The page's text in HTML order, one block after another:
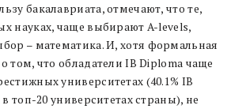
бакалавриата, отмечают, что те,
науках, чаще выбирают A-levels,
– математика.И, хотя формальная
том, что обладатели IB Diploma чаще
университетах (40.1% IB
топ-20 университетах страны), не